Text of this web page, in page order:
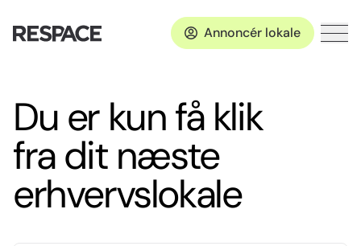
Annoncér lokale
Du er kun få klik
fra dit næste
erhvervslokale